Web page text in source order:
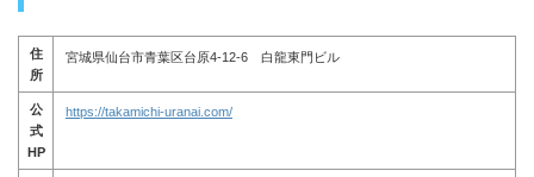
住
所
宮城県仙台市青葉区台原4-12-6 白龍東門ビル
公
式
HP
https://takamichi-uranai.com/